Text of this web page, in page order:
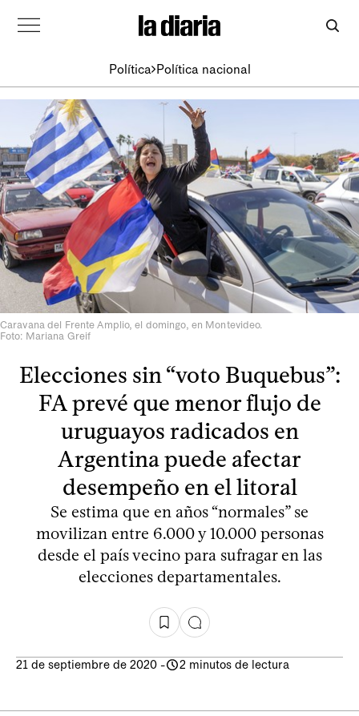
Política Política nacional
Caravana del Frente Amplio, el domingo, en Montevideo.
Foto: Mariana Greif
Elecciones sin “voto Buquebus”:
FA prevé que menor flujo de
uruguayos radicados en
Argentina puede afectar
desempeño en el litoral
Se estima que en años “normales” se
movilizan entre 6.000 y 10.000 personas
desde el país vecino para sufragar en las
elecciones departamentales.
21 de septiembre de 2020 - 2 minutos de lectura